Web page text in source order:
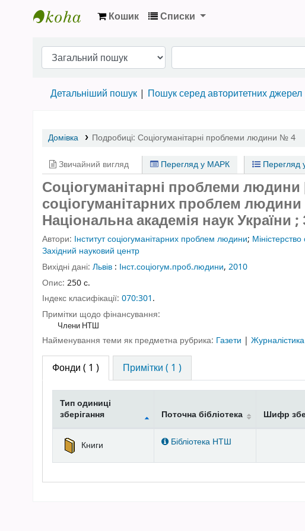
Кошик Списки
Детальніший пошук Пошук серед авторитетних джерел
Домівка Подробиці: Соціогуманітарні проблеми людини № 4
Звичайний вигляд Перегляд у МАРК Перегляд
Соціогуманітарні проблеми людини
соціогуманітарних проблем людини
Національна академія наук України
Автори: Інститут соціогуманітарних проблем людини; Міністерство
Західний науковий центр
Вихідні дані: Львів : Інст.соціогум.проб.людини, 2010
Опис: 250 с.
Індекс класифікації: 070:301.
Примітки щодо фінансування:
Члени НТШ
Найменування теми як предметна рубрика: Газети | Журналістика
Фонди ( 1 ) Примітки ( 1 )
Фонди
Тип одиниці
зберігання
Поточна бібліотека Шифр
Книги Бібліотека НТШ